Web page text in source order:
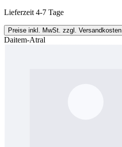
Lieferzeit 4-7 Tage
Preise inkl. MwSt. zzgl. Versandkosten
Daitem-Atral